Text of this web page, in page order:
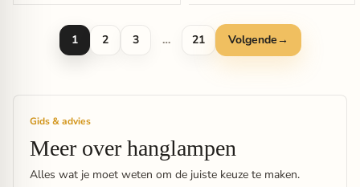
1 2 3 … 21 Volgende→
Gids & advies
Meer over hanglampen
Alles wat je moet weten om de juiste keuze te maken.